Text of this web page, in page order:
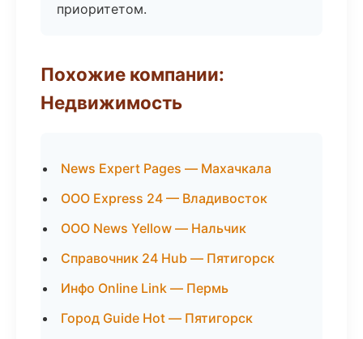
приоритетом.
Похожие компании:
Недвижимость
News Expert Pages — Махачкала
ООО Express 24 — Владивосток
ООО News Yellow — Нальчик
Справочник 24 Hub — Пятигорск
Инфо Online Link — Пермь
Город Guide Hot — Пятигорск